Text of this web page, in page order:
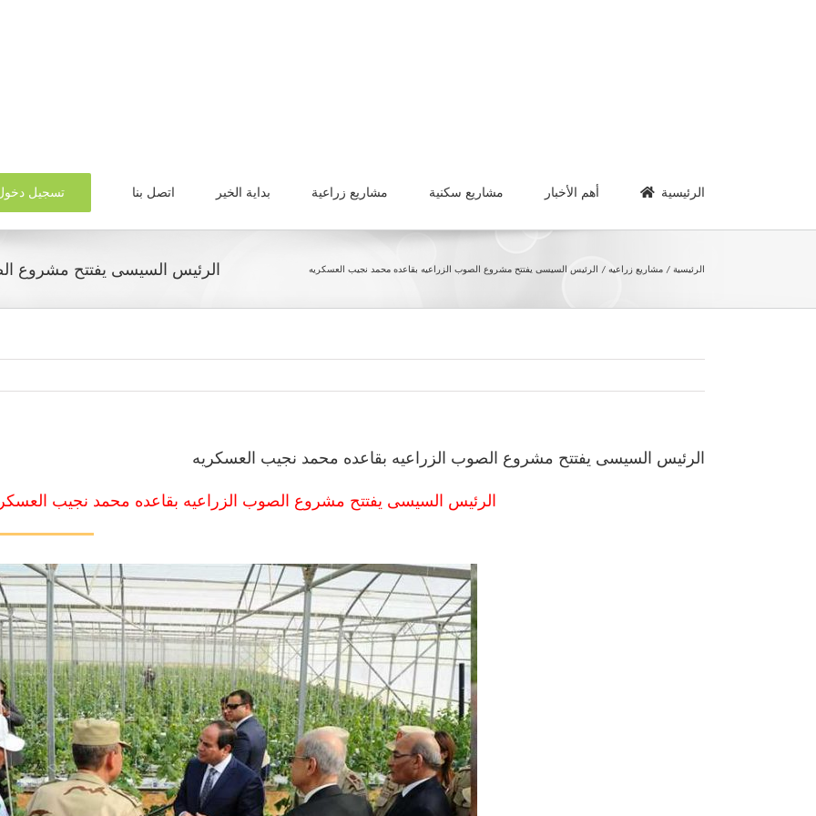
الرئيسية أهم الأخبار مشاريع سكنية مشاريع زراعية بداية الخير اتصل بنا تسجيل
الرئيس السيسى يفتتح مشروع الرئيسية مشاريع زراعيه الرئيس السيسى يفتتح مشروع الصوب الزراعيه بقاعده محمد نجيب العسكريه
الرئيس السيسى يفتتح مشروع الصوب الزراعيه بقاعده محمد نجيب العسكريه
الرئيس السيسى يفتتح مشروع الصوب الزراعيه بقاعده محمد نجيب